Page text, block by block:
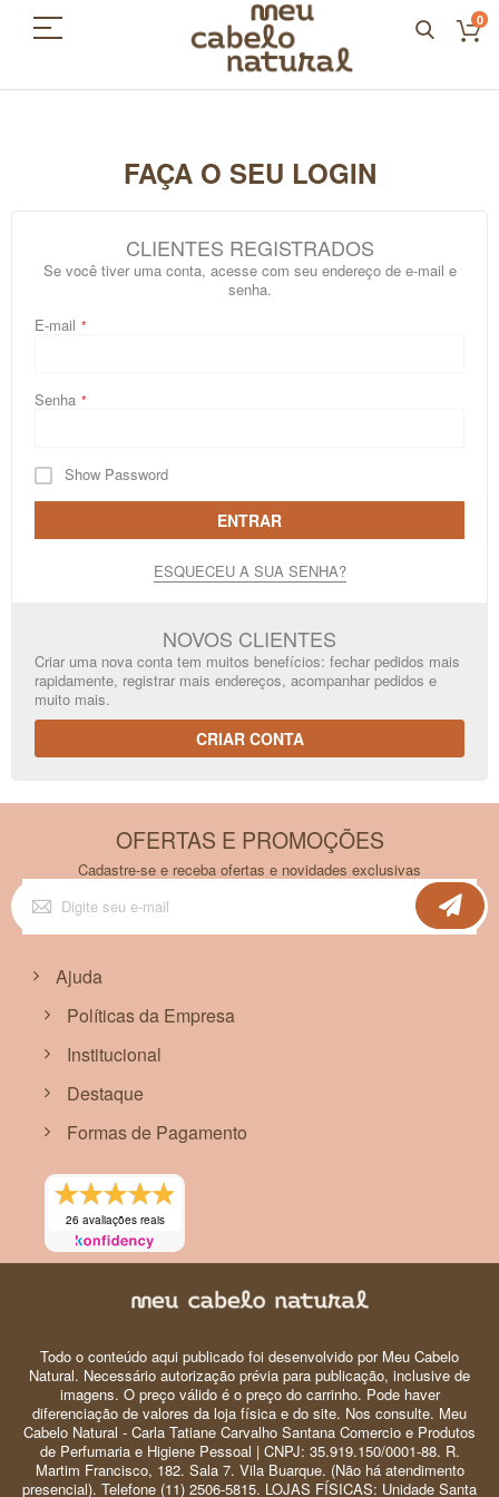
0
FAÇA O SEU LOGIN
CLIENTES REGISTRADOS
Se você tiver uma conta, acesse com seu endereço de e-mail e
senha.
E-mail
Senha
Show Password
ENTRAR
ESQUECEU A SUA SENHA?
NOVOS CLIENTES
Criar uma nova conta tem muitos benefícios: fechar pedidos mais
rapidamente, registrar mais endereços, acompanhar pedidos e
muito mais.
CRIAR CONTA
OFERTAS E PROMOÇÕES
Cadastre-se e receba ofertas e novidades exclusivas
Inscreva-
se
na
Ajuda
Políticas da Empresa
Institucional
Destaque
Formas de Pagamento
26 avaliações reais
Todo o conteúdo aqui publicado foi desenvolvido por Meu Cabelo
Natural. Necessário autorização prévia para publicação, inclusive de
imagens. O preço válido é o preço do carrinho. Pode haver
diferenciação de valores da loja física e do site. Nos consulte. Meu
Cabelo Natural - Carla Tatiane Carvalho Santana Comercio e Produtos
de Perfumaria e Higiene Pessoal | CNPJ: 35.919.150/0001-88. R.
Martim Francisco, 182. Sala 7. Vila Buarque. (Não há atendimento
presencial). Telefone (11) 2506-5815. LOJAS FÍSICAS: Unidade Santa